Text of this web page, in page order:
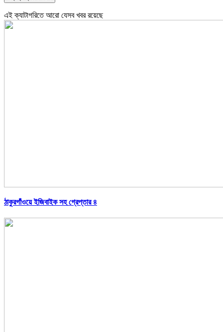
এই ক্যাটাগরিতে আরো যেসব খবর রয়েছে
ঠাকুরগাঁওয়ে ইজিবাইক সহ গ্রেপ্তার ৪